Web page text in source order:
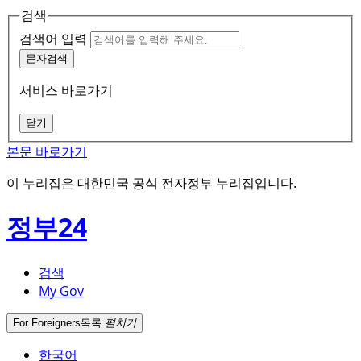
검색
검색어 입력
문자검색
서비스 바로가기
닫기
본문 바로가기
이 누리집은 대한민국 공식 전자정부 누리집입니다.
정부24
검색
My Gov
For Foreigners목록 펼치기
한국어